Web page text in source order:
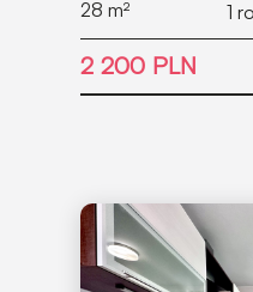
28 m² 1
2 200 PLN